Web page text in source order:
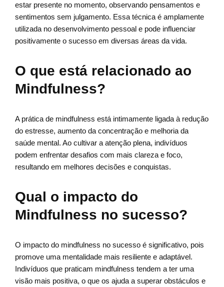
estar presente no momento, observando pensamentos e
sentimentos sem julgamento. Essa técnica é amplamente
utilizada no desenvolvimento pessoal e pode influenciar
positivamente o sucesso em diversas áreas da vida.
O que está relacionado ao
Mindfulness?
A prática de mindfulness está intimamente ligada à redução
do estresse, aumento da concentração e melhoria da
saúde mental. Ao cultivar a atenção plena, indivíduos
podem enfrentar desafios com mais clareza e foco,
resultando em melhores decisões e conquistas.
Qual o impacto do
Mindfulness no sucesso?
O impacto do mindfulness no sucesso é significativo, pois
promove uma mentalidade mais resiliente e adaptável.
Indivíduos que praticam mindfulness tendem a ter uma
visão mais positiva, o que os ajuda a superar obstáculos e